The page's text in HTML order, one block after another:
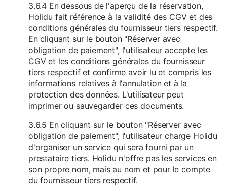
3.6.4 En dessous de l'aperçu de la réservation,
Holidu fait référence à la validité des CGV et des
conditions générales du fournisseur tiers respectif.
En cliquant sur le bouton "Réserver avec
obligation de paiement", l'utilisateur accepte les
CGV et les conditions générales du fournisseur
tiers respectif et confirme avoir lu et compris les
informations relatives à l'annulation et à la
protection des données. L'utilisateur peut
imprimer ou sauvegarder ces documents.
3.6.5 En cliquant sur le bouton "Réserver avec
obligation de paiement", l'utilisateur charge Holidu
d'organiser un service qui sera fourni par un
prestataire tiers. Holidu n'offre pas les services en
son propre nom, mais au nom et pour le compte
du fournisseur tiers respectif.